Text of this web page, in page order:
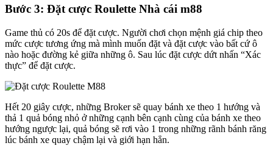
Bước 3: Đặt cược Roulette Nhà cái m88
Game thủ có 20s để đặt cược. Người chơi chọn mệnh giá chip theo
mức cược tương ứng mà mình muốn đặt và đặt cược vào bất cứ ô
nào hoặc đường kẻ giữa những ô. Sau lúc đặt cược dứt nhấn “Xác
thực” để đặt cược.
Hết 20 giây cược, những Broker sẽ quay bánh xe theo 1 hướng và
thả 1 quả bóng nhỏ ở những cạnh bên cạnh cùng của bánh xe theo
hướng ngược lại, quả bóng sẽ rơi vào 1 trong những rãnh bánh răng
lúc bánh xe quay chậm lại và giới hạn hẳn.